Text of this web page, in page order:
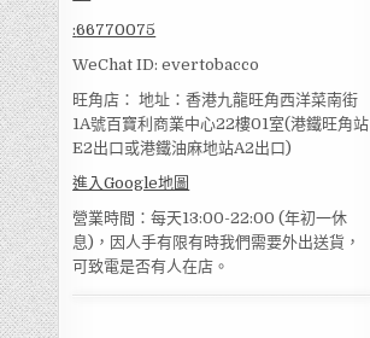
:66770075
WeChat ID: evertobacco
旺角店： 地址：香港九龍旺角西洋菜南街
1A號百寶利商業中心22樓01室(港鐵旺角站
E2出口或港鐵油麻地站A2出口)
進入Google地圖
營業時間：每天13:00-22:00 (年初一休
息)，因人手有限有時我們需要外出送貨，
可致電是否有人在店。